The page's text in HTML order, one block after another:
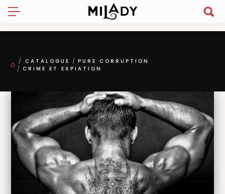
CATALOGUE
PURE CORRUPTION
CRIME ET EXPIATION